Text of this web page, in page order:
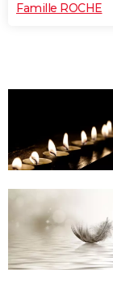
Famille ROCHE